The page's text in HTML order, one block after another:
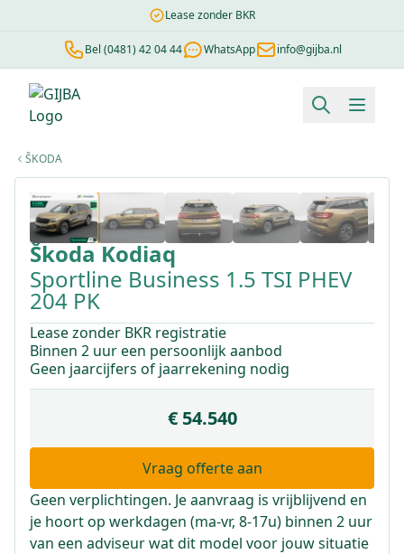
Lease zonder BKR
Bel (0481) 42 04 44 WhatsApp info@gijba.nl
Financial lease berekenen
ŠKODA
ŠkodaKodiaq
Sportline Business 1.5 TSI PHEV
204 PK
Lease zonder BKR registratie
Binnen 2 uur een persoonlijk aanbod
Geen jaarcijfers of jaarrekening nodig
€ 54.540
Vraag offerte aan
Geen verplichtingen. Je aanvraag is vrijblijvend en
je hoort op werkdagen (ma-vr, 8-17u) binnen 2 uur
van een adviseur wat dit model voor jouw situatie